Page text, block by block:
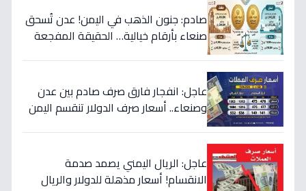
صادم: جنون الذهب في اليمن! عدن تُسحق
صنعاء بأرقام خيالية… الحقيقة المفجعة
عاجل: انفجار فارق صرف صادم بين عدن
وصنعاء.. أسعار صرف الدولار تنقسم اليمن
عاجل: الريال اليمني يصمد صدمة
الانقسام! أسعار مذهلة للدولار والريال